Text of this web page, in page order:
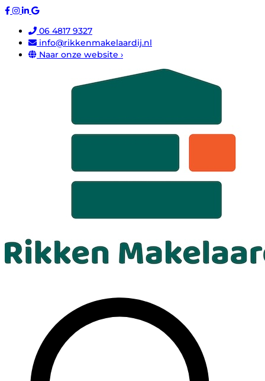
06 4817 9327
info@rikkenmakelaardij.nl
Naar onze website ›